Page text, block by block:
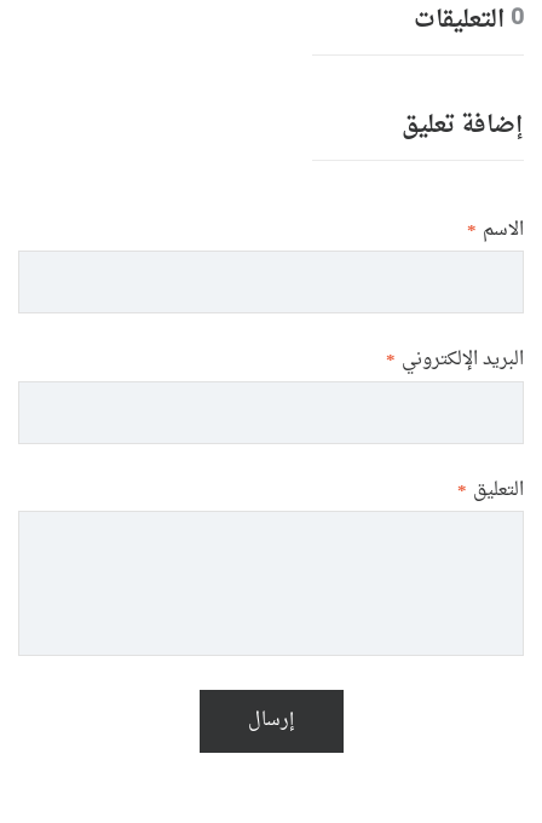
0 التعليقات
إضافة تعليق
الاسم *
البريد الإلكتروني *
التعليق *
إرسال